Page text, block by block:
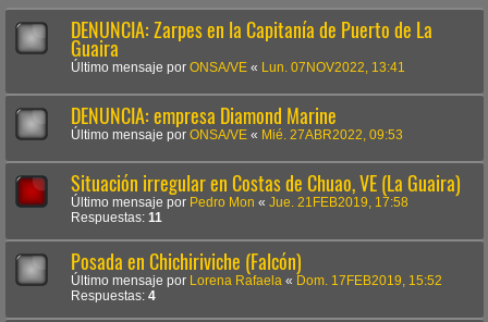
DENUNCIA: Zarpes en la Capitanía de Puerto de La
Guaira
Último mensaje por ONSA/VE « Lun. 07NOV2022, 13:41
DENUNCIA: empresa Diamond Marine
Último mensaje por ONSA/VE « Mié. 27ABR2022, 09:53
Situación irregular en Costas de Chuao, VE (La Guaira)
Último mensaje por Pedro Mon « Jue. 21FEB2019, 17:58
Respuestas: 11
Posada en Chichiriviche (Falcón)
Último mensaje por Lorena Rafaela « Dom. 17FEB2019, 15:52
Respuestas: 4